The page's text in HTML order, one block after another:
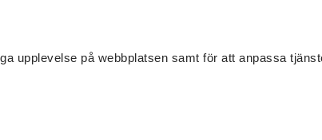
upplevelse på webbplatsen samt för att anpassa
EVENEMANG